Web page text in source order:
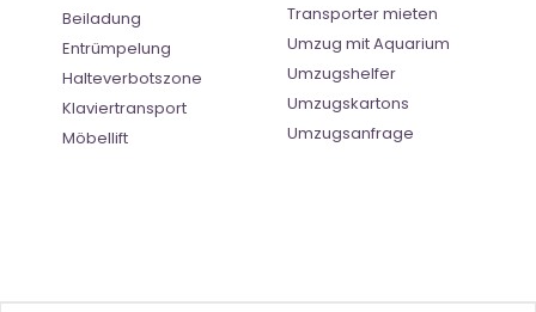
Beiladung
Entrümpelung
Halteverbotszone
Klaviertransport
Möbellift
Transporter mieten
Umzug mit Aquarium
Umzugshelfer
Umzugskartons
Umzugsanfrage